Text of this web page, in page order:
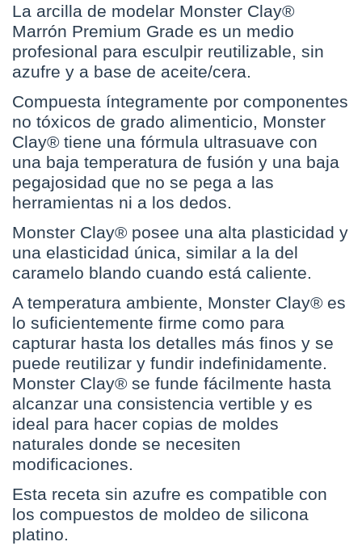
La arcilla de modelar Monster Clay®
Marrón Premium Grade es un medio
profesional para esculpir reutilizable, sin
azufre y a base de aceite/cera.
Compuesta íntegramente por componentes
no tóxicos de grado alimenticio, Monster
Clay® tiene una fórmula ultrasuave con
una baja temperatura de fusión y una baja
pegajosidad que no se pega a las
herramientas ni a los dedos.
Monster Clay® posee una alta plasticidad y
una elasticidad única, similar a la del
caramelo blando cuando está caliente.
A temperatura ambiente, Monster Clay® es
lo suficientemente firme como para
capturar hasta los detalles más finos y se
puede reutilizar y fundir indefinidamente.
Monster Clay® se funde fácilmente hasta
alcanzar una consistencia vertible y es
ideal para hacer copias de moldes
naturales donde se necesiten
modificaciones.
Esta receta sin azufre es compatible con
los compuestos de moldeo de silicona
platino.